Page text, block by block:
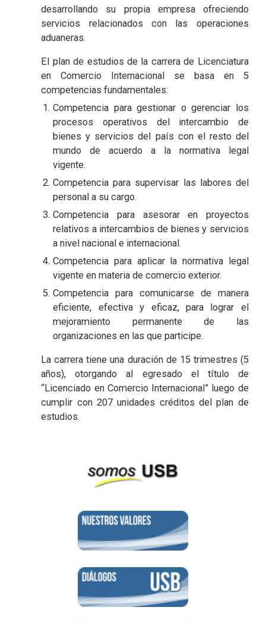
desarrollando su propia empresa ofreciendo
servicios relacionados con las operaciones
aduaneras.
El plan de estudios de la carrera de Licenciatura
en Comercio Internacional se basa en 5
competencias fundamentales:
Competencia para gestionar o gerenciar los
procesos operativos del intercambio de
bienes y servicios del país con el resto del
mundo de acuerdo a la normativa legal
vigente.
Competencia para supervisar las labores del
personal a su cargo.
Competencia para asesorar en proyectos
relativos a intercambios de bienes y servicios
a nivel nacional e internacional.
Competencia para aplicar la normativa legal
vigente en materia de comercio exterior.
Competencia para comunicarse de manera
eficiente, efectiva y eficaz, para lograr el
mejoramiento permanente de las
organizaciones en las que participe.
La carrera tiene una duración de 15 trimestres (5
años), otorgando al egresado el título de
“Licenciado en Comercio Internacional” luego de
cumplir con 207 unidades créditos del plan de
estudios.